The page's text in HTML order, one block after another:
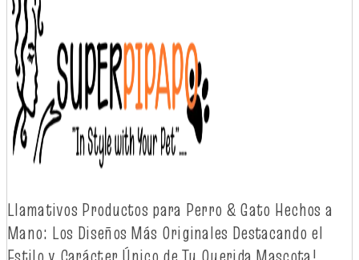
Llamativos Productos para Perro & Gato Hechos a
Mano: Los Diseños Más Originales Destacando el